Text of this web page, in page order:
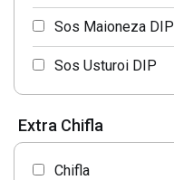
Sos Maioneza DIP
Sos Usturoi DIP
Extra Chifla
Chifla